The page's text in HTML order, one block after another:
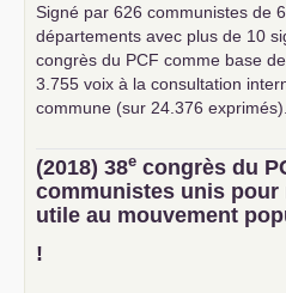
Signé par 626 communistes de
départements avec plus de 10
congrès du PCF comme base
3.755 voix à la consultation
commune (sur 24.376 exprimés).
(2018) 38e congrès du
communistes unis
utile au mouvement
!